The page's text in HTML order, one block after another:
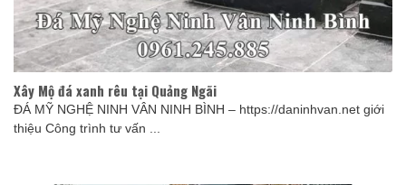
Xây Mộ đá xanh rêu tại Quảng Ngãi
ĐÁ MỸ NGHỆ NINH VÂN NINH BÌNH – https://daninhvan.net giới
thiệu Công trình tư vấn ...